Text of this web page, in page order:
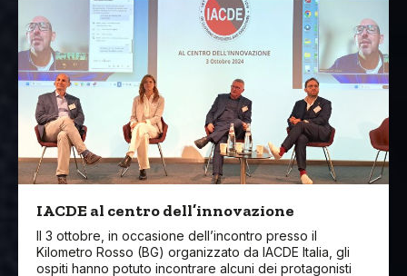
IACDE al centro dell’innovazione
Il 3 ottobre, in occasione dell’incontro presso il
Kilometro Rosso (BG) organizzato da IACDE Italia, gli
ospiti hanno potuto incontrare alcuni dei protagonisti